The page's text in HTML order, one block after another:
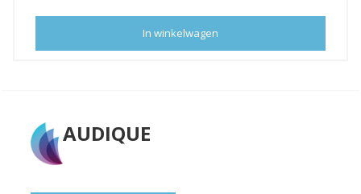
In winkelwagen
AUDIQUE